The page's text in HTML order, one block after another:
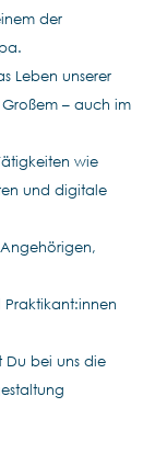
der
Leben unserer
– auch im
wie
und digitale
Praktikant:innen
Du bei uns die